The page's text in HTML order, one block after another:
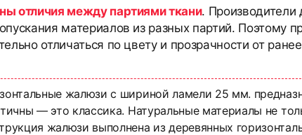
отличия между партиями ткани. Производители
материалов из разных партий.
отличаться по цвету и прозрачности от
жалюзи с шириной ламели 25 мм.
— это классика. Натуральные материалы не
жалюзи выполнена из деревянных